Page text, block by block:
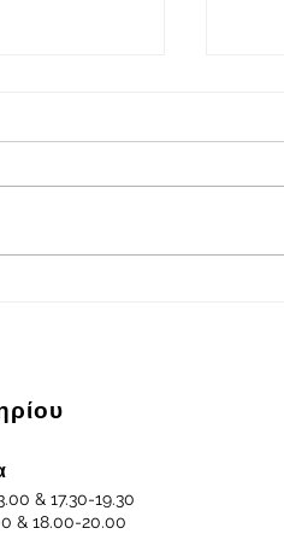
Σάββατο
07/
& 17.30-19.30
& 18.00-20.00